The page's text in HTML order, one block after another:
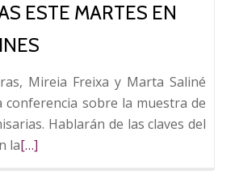
ESTE MARTES EN
Mireia Freixa y Marta Saliné
sobre la muestra de
Hablarán de las claves del
laLeer
[…]